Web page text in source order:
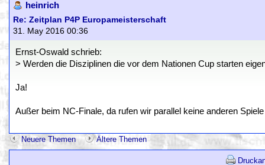
heinrich
Re: Zeitplan P4P Europameisterschaft
31. May 2016 00:36
Ernst-Oswald schrieb:
> Werden die Disziplinen die vor dem Nationen Cup starten
Ja!
Außer beim NC-Finale, da rufen wir parallel keine anderen
Neuere Themen Ältere Themen